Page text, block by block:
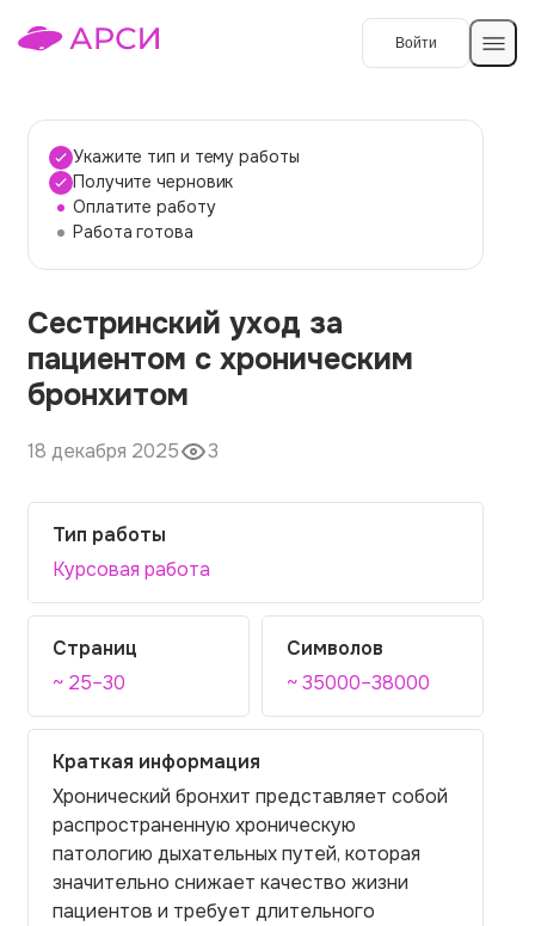
Войти
Темы работ
О сервисе
О компании
Наши гарантии
Вопросы и ответы
Контакты
Укажите тип и тему работы
Получите черновик
Оплатите работу
Работа готова
Сестринский уход за
пациентом с хроническим
бронхитом
18 декабря 2025 3
Тип работы
Курсовая работа
Страниц
~ 25–30
Символов
~ 35000–38000
Краткая информация
Хронический бронхит представляет собой
распространенную хроническую
патологию дыхательных путей, которая
значительно снижает качество жизни
пациентов и требует длительного